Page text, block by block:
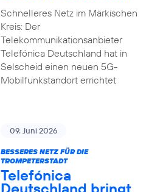
Schnelleres Netz im Märkischen
Kreis: Der
Telekommunikationsanbieter
Telefónica Deutschland hat in
Selscheid einen neuen 5G-
Mobilfunkstandort errichtet
09. Juni 2026
BESSERES NETZ FÜR DIE
TROMPETERSTADT
Telefónica
Deutschland bringt